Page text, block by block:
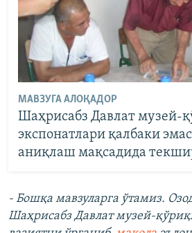
МАВЗУГА АЛОҚАДОР
Шаҳрисабз Давлат музей-
экспонатлари қалбаки
аниқлаш мақсадида
- Бошқа мавзуларга ўтамиз.
Шаҳрисабз Давлат музей-